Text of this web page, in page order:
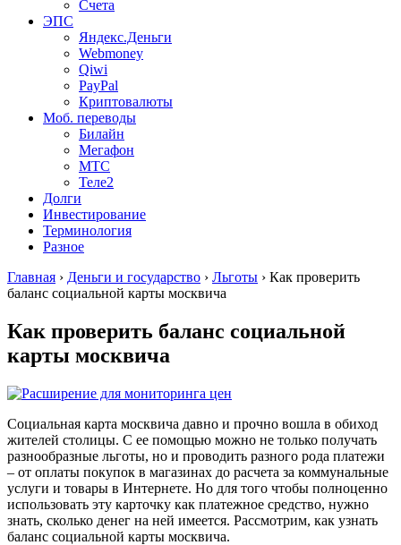
Счета
ЭПС
Яндекс.Деньги
Webmoney
Qiwi
PayPal
Криптовалюты
Моб. переводы
Билайн
Мегафон
МТС
Теле2
Долги
Инвестирование
Терминология
Разное
Главная › Деньги и государство › Льготы › Как проверить
баланс социальной карты москвича
Как проверить баланс социальной
карты москвича
Социальная карта москвича давно и прочно вошла в обиход
жителей столицы. С ее помощью можно не только получать
разнообразные льготы, но и проводить разного рода платежи
– от оплаты покупок в магазинах до расчета за коммунальные
услуги и товары в Интернете. Но для того чтобы полноценно
использовать эту карточку как платежное средство, нужно
знать, сколько денег на ней имеется. Рассмотрим, как узнать
баланс социальной карты москвича.